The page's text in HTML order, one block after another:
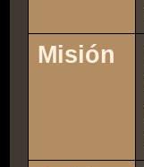
Misión